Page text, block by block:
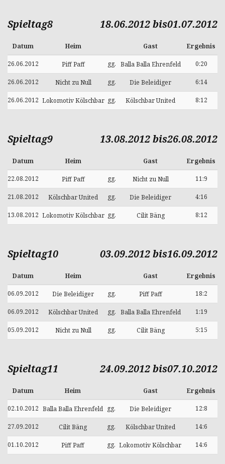
Spieltag8 18.06.2012 bis01.07.2012
Datum Heim Gast Ergebnis
26.06.2012 Piff Paff gg. Balla Balla Ehrenfeld 0:20
26.06.2012 Nicht zu Null gg. Die Beleidiger 6:14
26.06.2012 Lokomotiv Kölschbar gg. Kölschbar United 8:12
Spieltag9 13.08.2012 bis26.08.2012
Datum Heim Gast Ergebnis
22.08.2012 Piff Paff gg. Nicht zu Null 11:9
21.08.2012 Kölschbar United gg. Die Beleidiger 4:16
13.08.2012 Lokomotiv Kölschbar gg. Cilit Bäng 8:12
Spieltag10 03.09.2012 bis16.09.2012
Datum Heim Gast Ergebnis
06.09.2012 Die Beleidiger gg. Piff Paff 18:2
06.09.2012 Kölschbar United gg. Balla Balla Ehrenfeld 1:19
05.09.2012 Nicht zu Null gg. Cilit Bäng 5:15
Spieltag11 24.09.2012 bis07.10.2012
Datum Heim Gast Ergebnis
02.10.2012 Balla Balla Ehrenfeld gg. Die Beleidiger 12:8
27.09.2012 Cilit Bäng gg. Kölschbar United 14:6
01.10.2012 Piff Paff gg. Lokomotiv Kölschbar 14:6